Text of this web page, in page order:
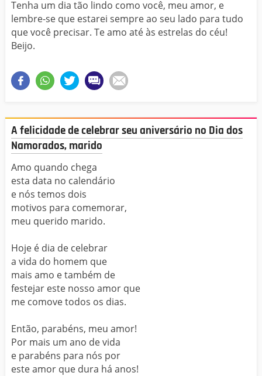
Tenha um dia tão lindo como você, meu amor, e
lembre-se que estarei sempre ao seu lado para tudo
que você precisar. Te amo até às estrelas do céu!
Beijo.
A felicidade de celebrar seu aniversário no Dia dos
Namorados, marido
Amo quando chega
esta data no calendário
e nós temos dois
motivos para comemorar,
meu querido marido.
Hoje é dia de celebrar
a vida do homem que
mais amo e também de
festejar este nosso amor que
me comove todos os dias.
Então, parabéns, meu amor!
Por mais um ano de vida
e parabéns para nós por
este amor que dura há anos!